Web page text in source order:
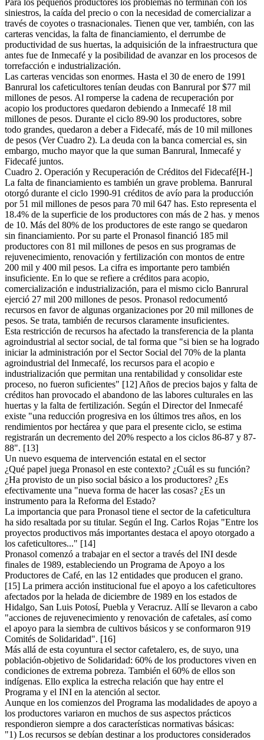
Para los pequeños productores los problemas no terminan con los
siniestros, la caída del precio o con la necesidad de comercializar a
través de coyotes o trasnacionales. Tienen que ver, también, con las
carteras vencidas, la falta de financiamiento, el derrumbe de
productividad de sus huertas, la adquisición de la infraestructura que
antes fue de Inmecafé y la posibilidad de avanzar en los procesos de
torrefacción e industrialización.
Las carteras vencidas son enormes. Hasta el 30 de enero de 1991
Banrural los cafeticultores tenían deudas con Banrural por $77 mil
millones de pesos. Al romperse la cadena de recuperación por
acopio los productores quedaron debiendo a Inmecafé 18 mil
millones de pesos. Durante el ciclo 89-90 los productores, sobre
todo grandes, quedaron a deber a Fidecafé, más de 10 mil millones
de pesos (Ver Cuadro 2). La deuda con la banca comercial es, sin
embargo, mucho mayor que la que suman Banrural, Inmecafé y
Fidecafé juntos.
Cuadro 2. Operación y Recuperación de Créditos del Fidecafé[H-]
La falta de financiamiento es también un grave problema. Banrural
otorgó durante el ciclo 1990-91 créditos de avío para la producción
por 51 mil millones de pesos para 70 mil 647 has. Esto representa el
18.4% de la superficie de los productores con más de 2 has. y menos
de 10. Más del 80% de los productores de este rango se quedaron
sin financiamiento. Por su parte el Pronasol financió 185 mil
productores con 81 mil millones de pesos en sus programas de
rejuvenecimiento, renovación y fertilización con montos de entre
200 mil y 400 mil pesos. La cifra es importante pero también
insuficiente. En lo que se refiere a créditos para acopio,
comercialización e industrialización, para el mismo ciclo Banrural
ejerció 27 mil 200 millones de pesos. Pronasol redocumentó
recursos en favor de algunas organizaciones por 20 mil millones de
pesos. Se trata, también de recursos claramente insuficientes.
Esta restricción de recursos ha afectado la transferencia de la planta
agroindustrial al sector social, de tal forma que "si bien se ha logrado
iniciar la administración por el Sector Social del 70% de la planta
agroindustrial del Inmecafé, los recursos para el acopio e
industrialización que permitan una rentabilidad y consolidar este
proceso, no fueron suficientes" [12] Años de precios bajos y falta de
créditos han provocado el abandono de las labores culturales en las
huertas y la falta de fertilización. Según el Director del Inmecafé
existe "una reducción progresiva en los últimos tres años, en los
rendimientos por hectárea y que para el presente ciclo, se estima
registrarán un decremento del 20% respecto a los ciclos 86-87 y 87-
88". [13]
Un nuevo esquema de intervención estatal en el sector
¿Qué papel juega Pronasol en este contexto? ¿Cuál es su función?
¿Ha provisto de un piso social básico a los productores? ¿Es
efectivamente una "nueva forma de hacer las cosas? ¿Es un
instrumento para la Reforma del Estado?
La importancia que para Pronasol tiene el sector de la cafeticultura
ha sido resaltada por su titular. Según el Ing. Carlos Rojas "Entre los
proyectos productivos más importantes destaca el apoyo otorgado a
los cafeticultores..." [14]
Pronasol comenzó a trabajar en el sector a través del INI desde
finales de 1989, estableciendo un Programa de Apoyo a los
Productores de Café, en las 12 entidades que producen el grano.
[15] La primera acción institucional fue el apoyo a los cafeticultores
afectados por la helada de diciembre de 1989 en los estados de
Hidalgo, San Luis Potosí, Puebla y Veracruz. Allí se llevaron a cabo
"acciones de rejuvenecimiento y renovación de cafetales, así como
el apoyo para la siembra de cultivos básicos y se conformaron 919
Comités de Solidaridad". [16]
Más allá de esta coyuntura el sector cafetalero, es, de suyo, una
población-objetivo de Solidaridad: 60% de los productores viven en
condiciones de extrema pobreza. También el 60% de ellos son
indígenas. Ello explica la estrecha relación que hay entre el
Programa y el INI en la atención al sector.
Aunque en los comienzos del Programa las modalidades de apoyo a
los productores variaron en muchos de sus aspectos prácticos
respondieron siempre a dos características normativas básicas:
"1) Los recursos se debían destinar a los productores considerados